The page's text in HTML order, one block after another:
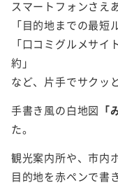
スマートフォンさえ
「目的地までの最短
「口コミグルメサ
約」
など、片手でサクッ
手書き風の白地図 「
た。
観光案内所や、市内
目的地を赤ペンで書